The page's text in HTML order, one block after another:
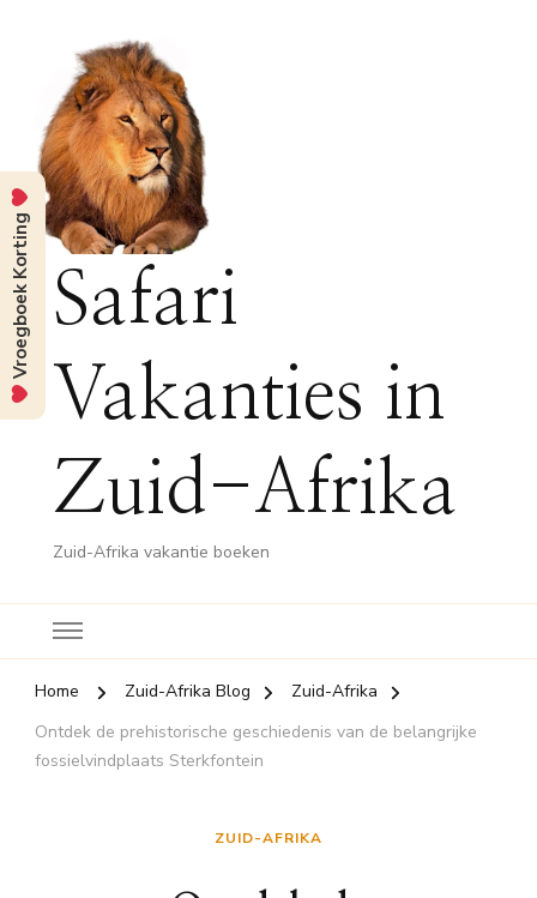
Safari
Vakanties in
Zuid-Afrika
Zuid-Afrika vakantie boeken
Home Zuid-Afrika Blog
Zuid-Afrika
Ontdek de prehistorische geschiedenis van de belangrijke
fossielvindplaats Sterkfontein
ZUID-AFRIKA
Vroegboek Korting